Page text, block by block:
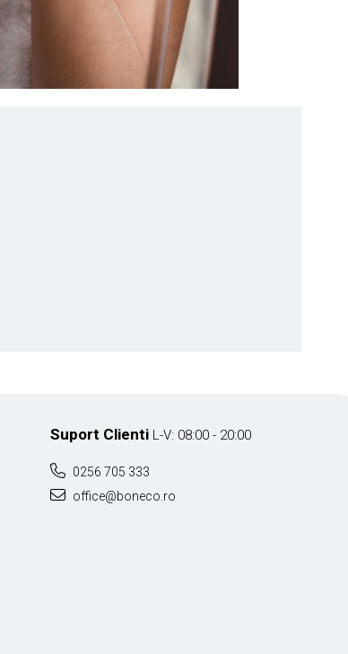
Suport Clienti L-V: 08:00 - 20:00
0256 705 333
office@boneco.ro